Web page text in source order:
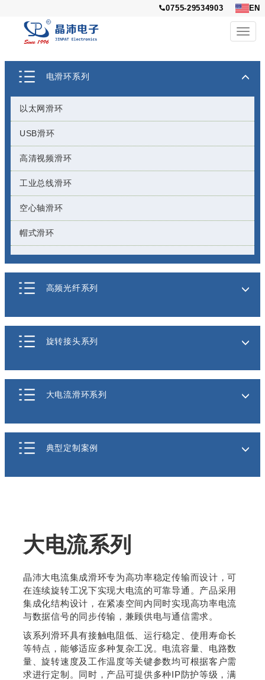
0755-29534903 EN
电滑环系列
以太网滑环
USB滑环
高清视频滑环
工业总线滑环
空心轴滑环
帽式滑环
高频光纤系列
旋转接头系列
大电流滑环系列
典型定制案例
大电流系列
晶沛大电流集成滑环专为高功率稳定传输而设计，可
在连续旋转工况下实现大电流的可靠导通。产品采用
集成化结构设计，在紧凑空间内同时实现高功率电流
与数据信号的同步传输，兼顾供电与通信需求。
该系列滑环具有接触电阻低、运行稳定、使用寿命长
等特点，能够适应多种复杂工况。电流容量、电路数
量、旋转速度及工作温度等关键参数均可根据客户需
求进行定制。同时，产品可提供多种IP防护等级，满